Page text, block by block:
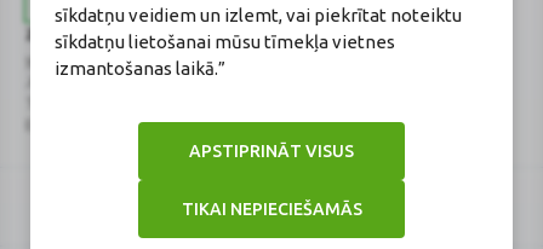
sīkdatņu veidiem un izlemt, vai piekrītat noteiktu
sīkdatņu lietošanai mūsu tīmekļa vietnes
izmantošanas laikā.”
TIKAI NEPIECIEŠAMĀS
APSTIPRINĀT VISUS
Zāļu valsts aģentūra
www.zva.gov.lv
E-pasts: info@zva.gov.lv
Veselības inspekcija
E-pasts: vi@vi.gov.lv